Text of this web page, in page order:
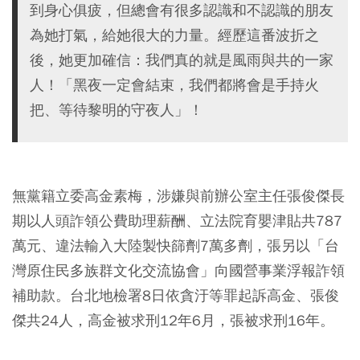
到身心俱疲，但總會有很多認識和不認識的朋友
為她打氣，給她很大的力量。經歷這番波折之
後，她更加確信：我們真的就是風雨與共的一家
人！「黑夜一定會結束，我們都將會是手持火
把、等待黎明的守夜人」！
無黨籍立委高金素梅，涉嫌與前辦公室主任張俊傑長
期以人頭詐領公費助理薪酬、立法院育嬰津貼共787
萬元、違法輸入大陸製快篩劑7萬多劑，張另以「台
灣原住民多族群文化交流協會」向國營事業浮報詐領
補助款。台北地檢署8日依貪汙等罪起訴高金、張俊
傑共24人，高金被求刑12年6月，張被求刑16年。